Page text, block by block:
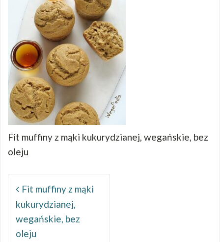
Fit muffiny z mąki kukurydzianej, wegańskie, bez
oleju
wpisuFit muffiny z mąki
kukurydzianej,
wegańskie, bez
oleju